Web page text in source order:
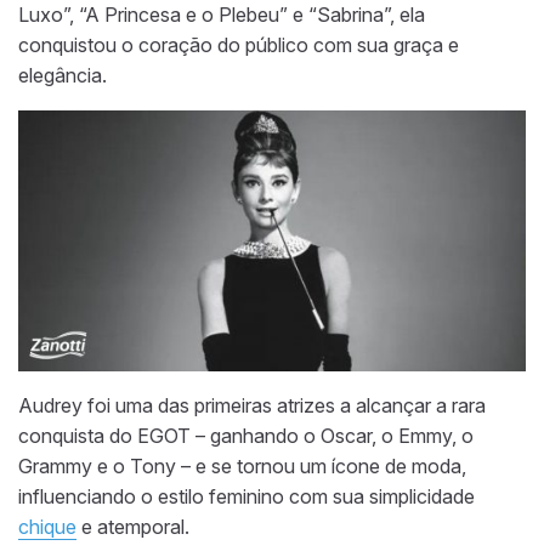
Luxo”, “A Princesa e o Plebeu” e “Sabrina”, ela
conquistou o coração do público com sua graça e
elegância.
Audrey foi uma das primeiras atrizes a alcançar a rara
conquista do EGOT – ganhando o Oscar, o Emmy, o
Grammy e o Tony – e se tornou um ícone de moda,
influenciando o estilo feminino com sua simplicidade
chique e atemporal.